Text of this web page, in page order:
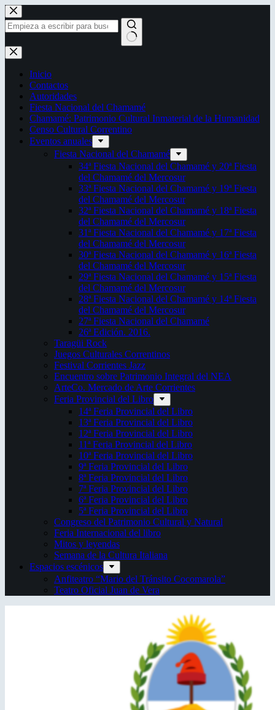
Saltar
al
contenido
Sin
resultados
Inicio
Contactos
Autoridades
Fiesta Nacional del Chamamé
Chamamé: Patrimonio Cultural Inmaterial de la Humanidad
Censo Cultural Correntino
Eventos anuales
Fiesta Nacional del Chamamé
34ª Fiesta Nacional del Chamamé y 20ª Fiesta
del Chamamé del Mercosur
33ª Fiesta Nacional del Chamamé y 19ª Fiesta
del Chamamé del Mercosur
32ª Fiesta Nacional del Chamamé y 18ª Fiesta
del Chamamé del Mercosur
31ª Fiesta Nacional del Chamamé y 17ª Fiesta
del Chamamé del Mercosur
30ª Fiesta Nacional del Chamamé y 16ª Fiesta
del Chamamé del Mercosur
29ª Fiesta Nacional del Chamamé y 15ª Fiesta
del Chamamé del Mercosur
28ª Fiesta Nacional del Chamamé y 14ª Fiesta
del Chamamé del Mercosur
27ª Fiesta Nacional del Chamamé
26ª Edición. 2016.
Taragüi Rock
Juegos Culturales Correntinos
Festival Corrientes Jazz
Encuentro sobre Patrimonio Integral del NEA
ArteCo. Mercado de Arte Corrientes
Feria Provincial del Libro
14ª Feria Provincial del Libro
13ª Feria Provincial del Libro
12ª Feria Provincial del Libro
11ª Feria Provincial del Libro
10ª Feria Provincial del Libro
9ª Feria Provincial del Libro
8ª Feria Provincial del Libro
7ª Feria Provincial del Libro
6ª Feria Provincial del Libro
5ª Feria Provincial del Libro
Congreso del Patrimonio Cultural y Natural
Feria Internacional del libro
Mitos y leyendas
Semana de la Cultura Italiana
Espacios escénicos
Anfiteatro “Mario del Tránsito Cocomarola”
Teatro Oficial Juan de Vera